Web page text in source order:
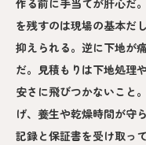
作る前に手当てが肝心だ
を残すのは現場の基本だ
抑えられる。逆に下地が
だ。見積もりは下地処理
安さに飛びつかないこと
げ、養生や乾燥時間が守
記録と保証書を受け取っ